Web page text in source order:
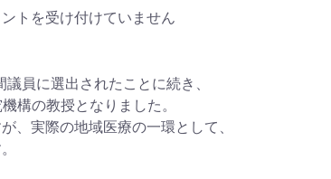
トを受け付けていません
員に選出されたことに続き、
構の教授となりました。
、実際の地域医療の一環として、